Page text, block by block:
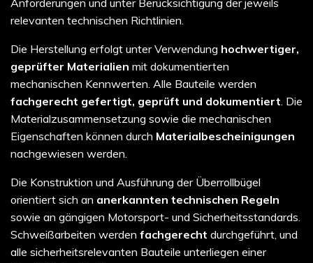
Anforderungen und unter Berücksichtigung der jeweils
relevanten technischen Richtlinien.
Die Herstellung erfolgt unter Verwendung hochwertiger,
geprüfter Materialien mit dokumentierten
mechanischen Kennwerten. Alle Bauteile werden
fachgerecht gefertigt, geprüft und dokumentiert. Die
Materialzusammensetzung sowie die mechanischen
Eigenschaften können durch Materialbescheinigungen
nachgewiesen werden.
Die Konstruktion und Ausführung der Überrollbügel
orientiert sich an anerkannten technischen Regeln
sowie an gängigen Motorsport- und Sicherheitsstandards.
Schweißarbeiten werden fachgerecht durchgeführt, und
alle sicherheitsrelevanten Bauteile unterliegen einer